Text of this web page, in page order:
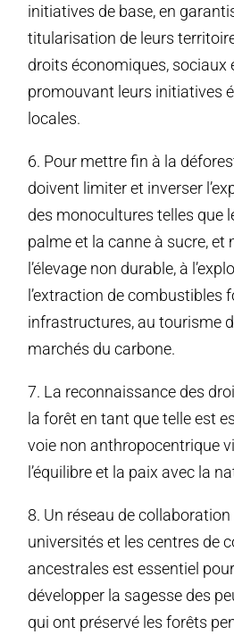
initiatives de base, en
titularisation de leurs
droits économiques, sociaux
promouvant leurs initiatives
locales.
6. Pour mettre fin à la
doivent limiter et inverser
des monocultures telles que
palme et la canne à sucre, et
l’élevage non durable, à
l’extraction de combustibles
infrastructures, au tourisme
marchés du carbone.
7. La reconnaissance des
la forêt en tant que telle est
voie non anthropocentrique
l’équilibre et la paix avec la
8. Un réseau de collaboration
universités et les centres de
ancestrales est essentiel
développer la sagesse des
qui ont préservé les forêts